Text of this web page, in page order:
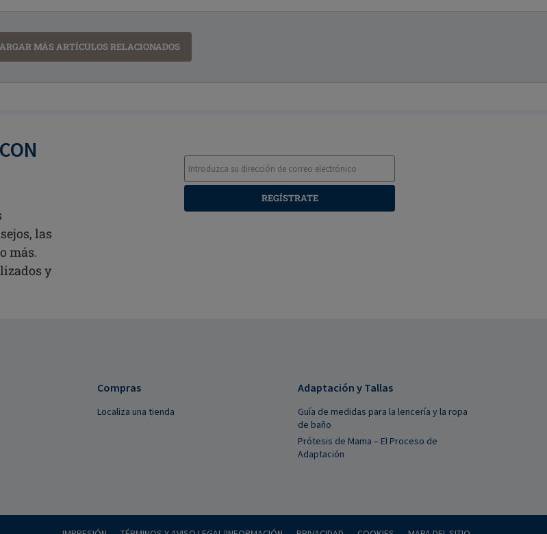
MÁS ARTÍCULOS RELACIONADOS
las
más.
y
REGÍSTRATE
Compras
Localiza una tienda
Adaptación y Tallas
Guía de medidas para la lencería y la ropa
de baño
Prótesis de Mama – El Proceso de
Adaptación